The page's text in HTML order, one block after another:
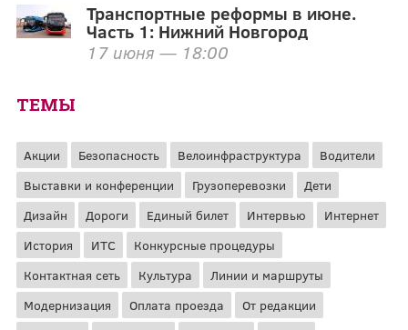
Транспортные реформы в июне.
Часть 1: Нижний Новгород
17 июня — 18:00
ТЕМЫ
Акции Безопасность Велоинфраструктура
Водители
Выставки и конференции
Грузоперевозки
Дети
Дизайн
Дороги Единый билет Интервью
Интернет
История
ИТС
Конкурсные процедуры
Контактная сеть
Культура
Линии и маршруты
Модернизация
Оплата проезда
От редакции